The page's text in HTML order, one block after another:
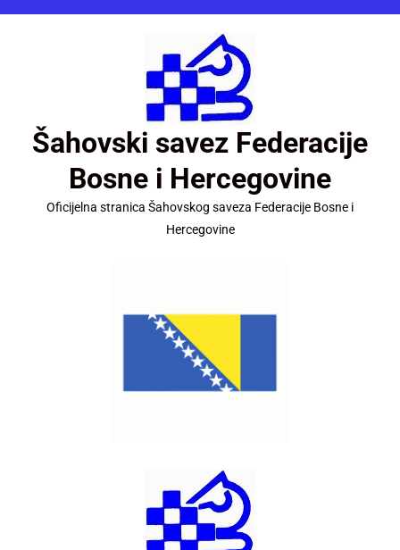
Šahovski savez Federacije
Bosne i Hercegovine
Oficijelna stranica Šahovskog saveza Federacije Bosne i
Hercegovine